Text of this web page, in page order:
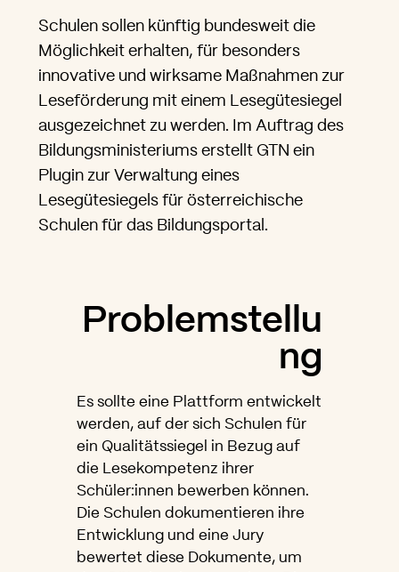
Schulen sollen künftig bundesweit die
Möglichkeit erhalten, für besonders
innovative und wirksame Maßnahmen zur
Leseförderung mit einem Lesegütesiegel
ausgezeichnet zu werden. Im Auftrag des
Bildungsministeriums erstellt GTN ein
Plugin zur Verwaltung eines
Lesegütesiegels für österreichische
Schulen für das Bildungsportal.
Problemstellu
ng
Es sollte eine Plattform entwickelt
werden, auf der sich Schulen für
ein Qualitätssiegel in Bezug auf
die Lesekompetenz ihrer
Schüler:innen bewerben können.
Die Schulen dokumentieren ihre
Entwicklung und eine Jury
bewertet diese Dokumente, um